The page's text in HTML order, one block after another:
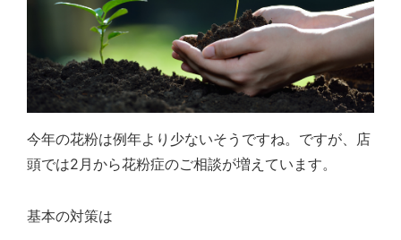
今年の花粉は例年より少ないそうですね。ですが、店
頭では2月から花粉症のご相談が増えています。
基本の対策は